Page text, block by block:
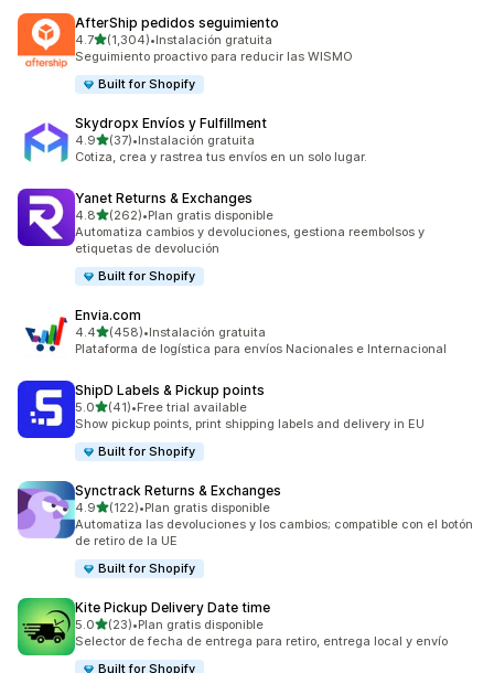
AfterShip pedidos seguimiento
4.7de 5 estrellas
(1,304)
1304 reseñas en total
•Instalación gratuita
Seguimiento proactivo para reducir las WISMO
Built for Shopify
Skydropx Envíos y Fulfillment
4.9de 5 estrellas
(37)
37 reseñas en total
•Instalación gratuita
Cotiza, crea y rastrea tus envíos en un solo lugar.
Yanet Returns & Exchanges
4.8de 5 estrellas
(262)
262 reseñas en total
•Plan gratis disponible
Automatiza cambios y devoluciones, gestiona reembolsos y
etiquetas de devolución
Built for Shopify
Envia.com
4.4de 5 estrellas
(458)
458 reseñas en total
•Instalación gratuita
Plataforma de logística para envíos Nacionales e Internacional
ShipD Labels & Pickup points
5.0de 5 estrellas
(41)
41 reseñas en total
•Free trial available
Show pickup points, print shipping labels and delivery in EU
Built for Shopify
Synctrack Returns & Exchanges
4.9de 5 estrellas
(122)
122 reseñas en total
•Plan gratis disponible
Automatiza las devoluciones y los cambios; compatible con el botón
de retiro de la UE
Built for Shopify
Kite Pickup Delivery Date time
5.0de 5 estrellas
(23)
23 reseñas en total
•Plan gratis disponible
Selector de fecha de entrega para retiro, entrega local y envío
Built for Shopify